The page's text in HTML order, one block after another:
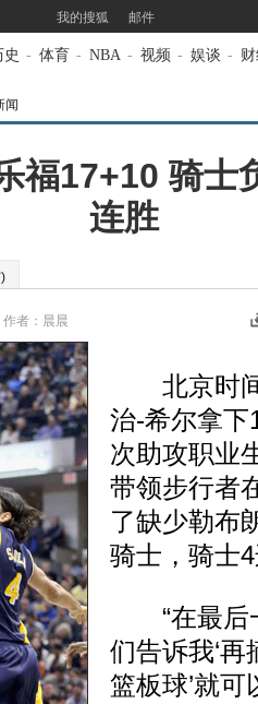
我的搜狐 邮件
史 - 体育 - NBA - 视频 - 娱谈 -
闻
福17+10 骑士
连胜
作者：晨晨
北京时间
治-希尔拿下
次助攻职业
带领步行者
了缺少勒布
骑士，骑士
“在最后
们告诉我‘
篮板球’就